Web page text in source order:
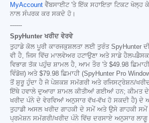
MyAccount ਵੈੱਬਸਾਈਟ 'ਤੇ ਇੱਕ ਸਹਾਇਤਾ ਟਿਕਟ ਖੋਲ੍ਹ ਕੇ
ਨਾਲ ਸੰਪਰਕ ਕਰ ਸਕਦੇ ਹੋ।
------
SpyHunter ਖਰੀਦ ਵੇਰਵੇ
ਤੁਹਾਡੇ ਕੋਲ ਪੂਰੀ ਕਾਰਜਕੁਸ਼ਲਤਾ ਲਈ ਤੁਰੰਤ SpyHunter
ਵੀ ਹੈ, ਜਿਸ ਵਿੱਚ ਮਾਲਵੇਅਰ ਹਟਾਉਣਾ ਅਤੇ ਸਾਡੇ ਹੈਲਪਡੈਸਕ
ਵਿਭਾਗ ਤੱਕ ਪਹੁੰਚ ਸ਼ਾਮਲ ਹੈ, ਆਮ ਤੌਰ 'ਤੇ $49.98
ਵਿੰਡੋਜ਼) ਅਤੇ $79.98 ਛਿਮਾਹੀ (SpyHunter Pro
ਤੋਂ ਸ਼ੁਰੂ ਹੁੰਦਾ ਹੈ ਜੋ ਪੇਸ਼ਕਸ਼ ਸਮੱਗਰੀ ਅਤੇ ਰਜਿਸਟ੍ਰੇਸ਼ਨ/
ਇੱਥੇ ਹਵਾਲੇ ਦੁਆਰਾ ਸ਼ਾਮਲ ਕੀਤੀਆਂ ਗਈਆਂ ਹਨ; ਕੀਮਤ
ਖਰੀਦ ਪੰਨੇ ਦੇ ਵੇਰਵਿਆਂ ਅਨੁਸਾਰ ਵੱਖ-ਵੱਖ ਹੋ ਸਕਦੀ ਹੈ) ਦੇ
ਤੁਹਾਡੀ ਅਸਲ ਖਰੀਦ ਗਾਹਕੀ ਦੇ ਸਮੇਂ ਅਤੇ ਉਸੇ ਗਾਹਕੀ
ਪ੍ਰਮੋਸ਼ਨ ਸਮੱਗਰੀ/ਖਰੀਦ ਪੰਨੇ ਵਿੱਚ ਦਰਸਾਏ ਅਨੁਸਾਰ ਲਾਗੂ